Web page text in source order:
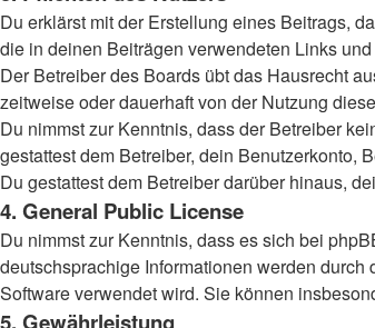
Du erklärst mit der Erstellung eines Beitrags,
die in deinen Beiträgen verwendeten Links
Der Betreiber des Boards übt das Hausrecht
zeitweise oder dauerhaft von der Nutzung
Du nimmst zur Kenntnis, dass der Betreiber
gestattest dem Betreiber, dein Benutzerkonto,
Du gestattest dem Betreiber darüber hinaus,
4. General Public License
Du nimmst zur Kenntnis, dass es sich bei
deutschsprachige Informationen werden
Software verwendet wird. Sie können
5. Gewährleistung